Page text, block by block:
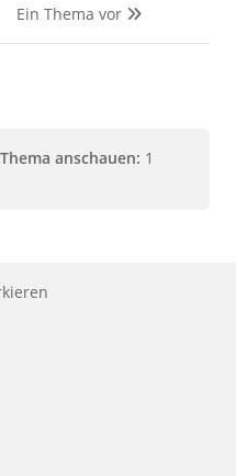
Ein Thema vor
anschauen: 1